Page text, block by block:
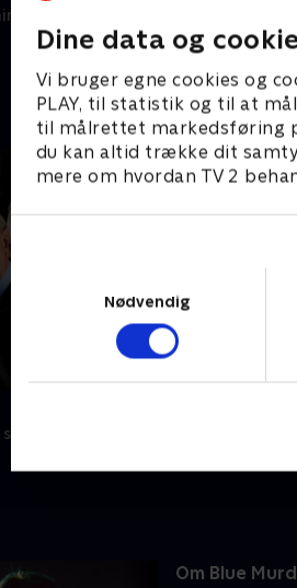
Dine data og
Vi bruger egne cookies og
PLAY, til statistik og til at
til målrettet markedsføring
du kan altid trække dit
mere om hvordan TV 2
Nødvendig
Om Blue